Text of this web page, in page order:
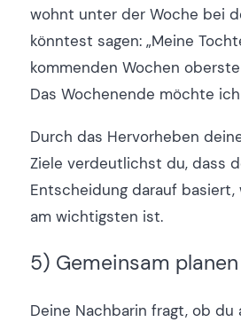
wohnt unter der Woche bei
könntest sagen: „Meine
kommenden Wochen
Das Wochenende möchte
Durch das Hervorheben
Ziele verdeutlichst du, dass
Entscheidung darauf basiert,
am wichtigsten ist.
5) Gemeinsam planen
Deine Nachbarin fragt, ob du